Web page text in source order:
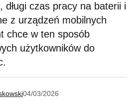
długi czas pracy na baterii i
z urządzeń mobilnych
chce w ten sposób
użytkowników do
04/03/2026